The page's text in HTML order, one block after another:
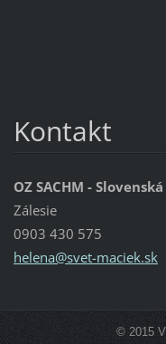
Kontakt
OZ SACHM -
Zálesie
0903 430 575
helena@svet-maciek.sk
© 2015